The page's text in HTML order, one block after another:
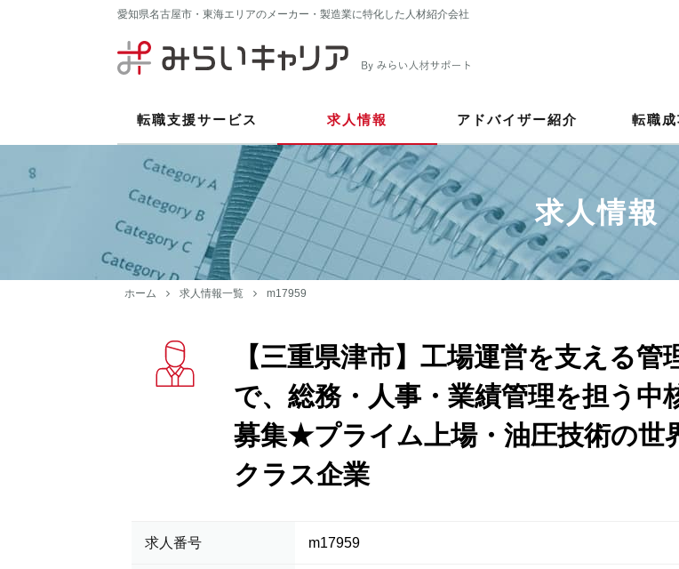
愛知県名古屋市・東海エリアのメーカー・製造業に特化した人材紹介会社
転職支援サービス 求人情報 アドバイザー紹介 転職成
求人情報
ホーム 求人情報一覧 m17959
【三重県津市】工場運営を支える管
で、総務・人事・業績管理を担う中
募集★プライム上場・油圧技術の世
クラス企業
求人番号 m17959